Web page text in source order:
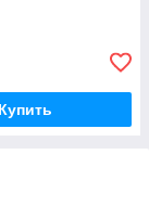
Купить